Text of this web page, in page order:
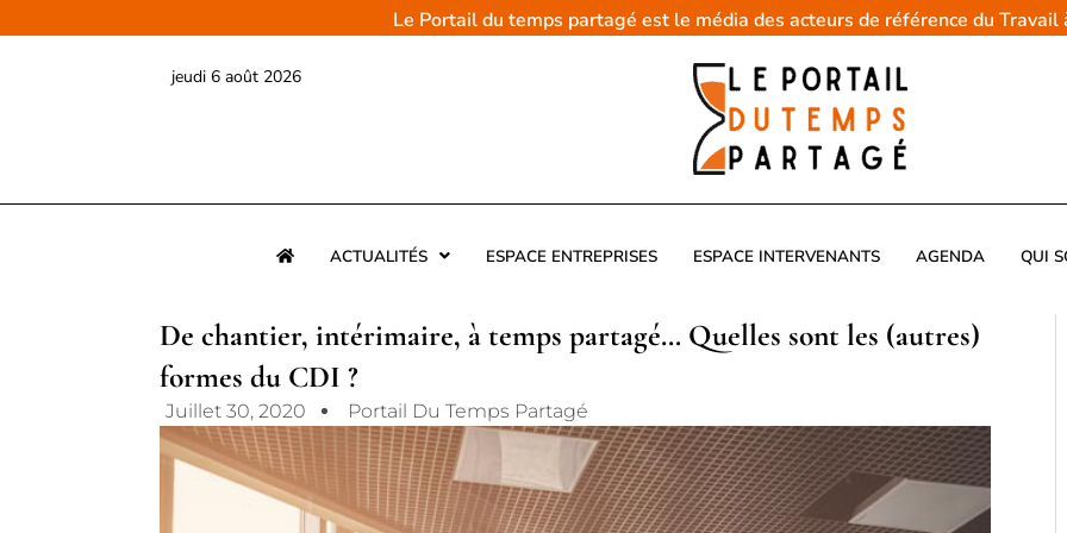
au
Le Portail du temps partagé est le média des acteurs de référence du
jeudi 6 août 2026
ACTUALITÉS ESPACE ENTREPRISES ESPACE INTERVENANTS AGENDA QUI
De chantier, intérimaire, à temps partagé… Quelles sont les (autres)
formes du CDI ?
Juillet 30, 2020 Portail Du Temps Partagé